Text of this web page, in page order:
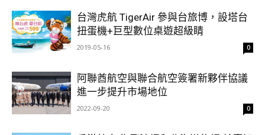
台灣虎航 TigerAir 參與台旅博，設塔台
扭蛋機+巨型數位桌遊超級睛
2019-05-16 0
阿聯酋航空與聯合航空簽署新夥伴協議
進一步提升市場地位
2022-09-20 0